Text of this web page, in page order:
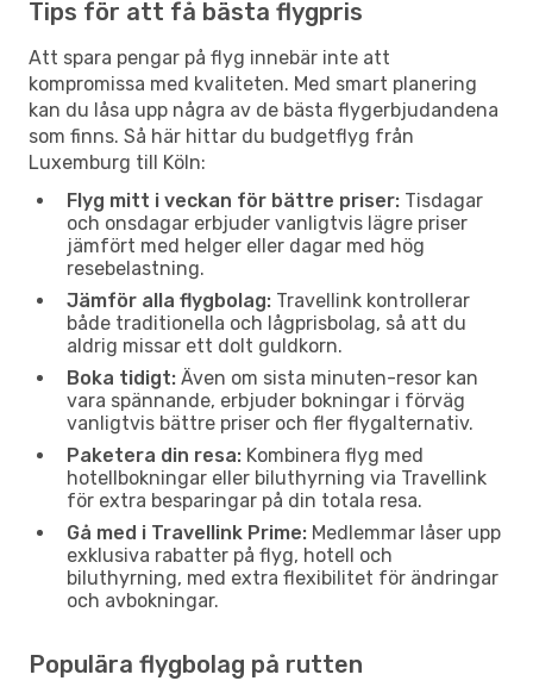
Tips för att få bästa flygpris
Att spara pengar på flyg innebär inte att
kompromissa med kvaliteten. Med smart planering
kan du låsa upp några av de bästa flygerbjudandena
som finns. Så här hittar du budgetflyg från
Luxemburg till Köln:
Flyg mitt i veckan för bättre priser: Tisdagar
och onsdagar erbjuder vanligtvis lägre priser
jämfört med helger eller dagar med hög
resebelastning.
Jämför alla flygbolag: Travellink kontrollerar
både traditionella och lågprisbolag, så att du
aldrig missar ett dolt guldkorn.
Boka tidigt: Även om sista minuten-resor kan
vara spännande, erbjuder bokningar i förväg
vanligtvis bättre priser och fler flygalternativ.
Paketera din resa: Kombinera flyg med
hotellbokningar eller biluthyrning via Travellink
för extra besparingar på din totala resa.
Gå med i Travellink Prime: Medlemmar låser upp
exklusiva rabatter på flyg, hotell och
biluthyrning, med extra flexibilitet för ändringar
och avbokningar.
Populära flygbolag på rutten